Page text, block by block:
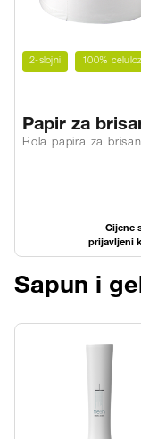
2-slojni 100%
Papir za
PREMIUM W2
Rola papira za
Cijene
prijavljeni
Sapun i